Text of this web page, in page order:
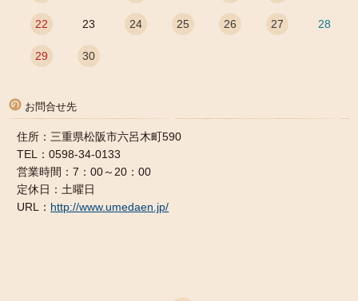
22 23 24 25 26 27 28
29 30
お問合せ先
住所：三重県松阪市六呂木町590
TEL：0598-34-0133
営業時間：7：00～20：00
定休日：土曜日
URL： http://www.umedaen.jp/